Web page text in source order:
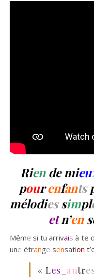
Riende mieu
pourenfants
mélodiessimpl
etn’en
Même si tu arrivais à te
une étrange sensation
« Les autr